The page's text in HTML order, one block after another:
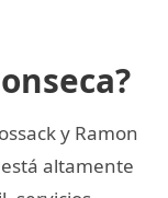
y Ramon
altamente